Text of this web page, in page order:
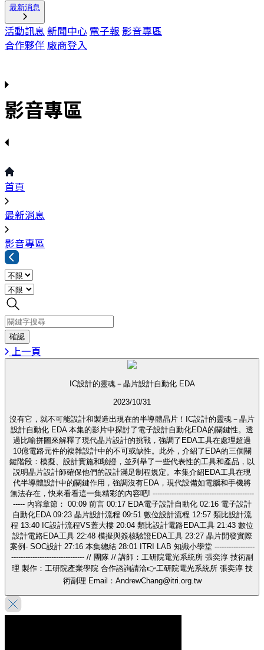
最新消息
活動訊息 新聞中心 電子報 影音專區
合作夥伴 廠商登入
影音專區
首頁
最新消息
影音專區
上一頁
IC設計的靈魂－晶片設計自動化 EDA
2023/10/31
沒有它，就不可能設計和製造出現在的半導體晶片！IC設計的靈魂－晶片
設計自動化 EDA 本集的影片中探討了電子設計自動化EDA的關鍵性。透
過比喻拼圖來解釋了現代晶片設計的挑戰，強調了EDA工具在處理超過
10億電路元件的複雜設計中的不可或缺性。此外，介紹了EDA的三個關
鍵階段：模擬、設計實施和驗證，並列舉了一些代表性的工具和產品，以
説明晶片設計師確保他們的設計滿足制程規定。本集介紹EDA工具在現
代半導體設計中的關鍵作用，強調沒有EDA，現代設備如電腦和手機將
無法存在，快來看看這一集精彩的內容吧! -------------------------------------------
----- 內容章節： 00:09 前言 00:17 EDA電子設計自動化 02:16 電子設計
自動化EDA 09:23 晶片設計流程 09:51 數位設計流程 12:57 類比設計流
程 13:40 IC設計流程VS蓋大樓 20:04 類比設計電路EDA工具 21:43 數位
設計電路EDA工具 22:48 模擬與簽核驗證EDA工具 23:27 晶片開發實際
案例- SOC設計 27:16 本集總結 28:01 ITRI LAB 知識小學堂 -----------------
------------------------------- // 團隊 // 講師：工研院電光系統所 張奕淳 技術副
理 製作：工研院產業學院 合作諮詢請洽👉工研院電光系統所 張奕淳 技
術副理 Email：AndrewChang@itri.org.tw